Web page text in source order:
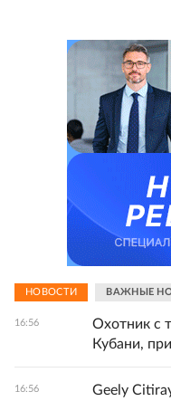
НОВОСТИ ВАЖНЫЕ
16:56
Охотник с
Кубани,
16:56
Geely